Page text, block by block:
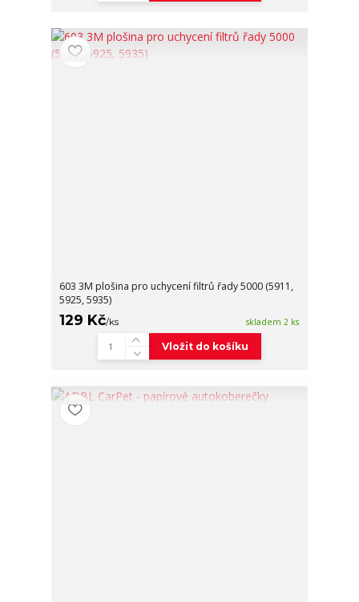
603 3M plošina pro uchycení filtrů řady 5000 (5911,
5925, 5935)
129 Kč/ks skladem 2 ks
Vložit do košíku